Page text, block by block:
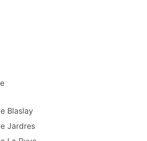
Blaslay
Jardres